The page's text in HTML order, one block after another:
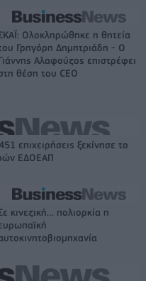
Ολοκληρώθηκε η θητεία
Γρηγόρη Δημητριάδη - Ο
Αλαφούζος επιστρέφει
θέση του CEO
επιχειρήσεις ξεκίνησε το
ΕΔΟΕΑΠ
κινεζική… πολιορκία η